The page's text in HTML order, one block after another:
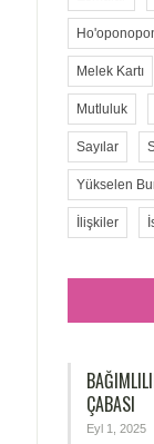
Melek Kartı
Mutluluk
Sayılar
Yükselen
İlişkiler
ÇABASI
Eyl 1, 2025